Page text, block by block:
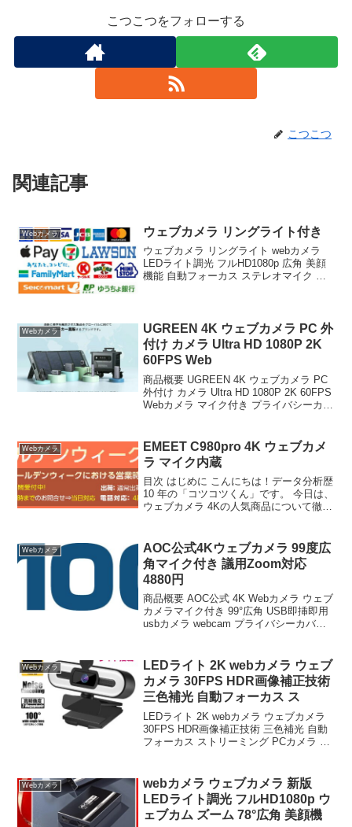
こつこつをフォローする
こつこつ
関連記事
Webカメラ ウェブカメラ リングライト付き
ウェブカメラ リングライト webカメラ
LEDライト調光 フルHD1080p 広角 美顔
機能 自動フォーカス ステレオマイク 折
Webカメラ
UGREEN 4K ウェブカメラ PC 外
付け カメラ Ultra HD 1080P 2K
60FPS Web
商品概要 UGREEN 4K ウェブカメラ PC
外付け カメラ Ultra HD 1080P 2K 60FPS
Webカメラ マイク付き プライバシーカバ
Webカメラ
EMEET C980pro 4K ウェブカメ
ラ マイク内蔵
目次 はじめに こんにちは！データ分析歴
10 年の「コツコツくん」です。 今日は、
ウェブカメラ 4Kの人気商品について徹底
くない」という方、必見です！ この記事
で...
Webカメラ
AOC公式4Kウェブカメラ 99度広
角マイク付き 議用Zoom対応
4880円
商品概要 AOC公式 4K Webカメラ ウェブ
カメラマイク付き 99°広角 USB即挿即用
usbカメラ webcam プライバシーカバー
ン...
Webカメラ
LEDライト 2K webカメラ ウェブ
カメラ 30FPS HDR画像補正技術
三色補光 自動フォーカス ス
LEDライト 2K webカメラ ウェブカメラ
30FPS HDR画像補正技術 三色補光 自動
フォーカス ストリーミング PCカメラ 美
ーク オンライン授業 議...
Webカメラ
webカメラ ウェブカメラ 新版
LEDライト調光 フルHD1080p ウ
ェブカム ズーム 78°広角 美顔機